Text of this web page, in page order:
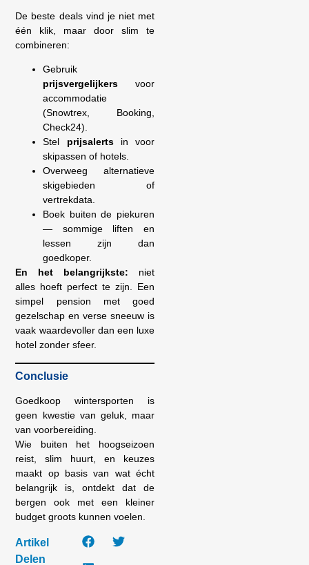
De beste deals vind je niet met
één klik, maar door slim te
combineren:
Gebruik
prijsvergelijkers voor
accommodatie
(Snowtrex, Booking,
Check24).
Stel prijsalertsin voor
skipassen of hotels.
Overweeg alternatieve
skigebieden of
vertrekdata.
Boek buiten de piekuren
— sommige liften en
lessen zijn dan
goedkoper.
En het belangrijkste: niet
alles hoeft perfect te zijn. Een
simpel pension met goed
gezelschap en verse sneeuw is
vaak waardevoller dan een luxe
hotel zonder sfeer.
Conclusie
Goedkoop wintersporten is
geen kwestie van geluk, maar
van voorbereiding.
Wie buiten het hoogseizoen
reist, slim huurt, en keuzes
maakt op basis van wat écht
belangrijk is, ontdekt dat de
bergen ook met een kleiner
budget groots kunnen voelen.
Artikel
Delen